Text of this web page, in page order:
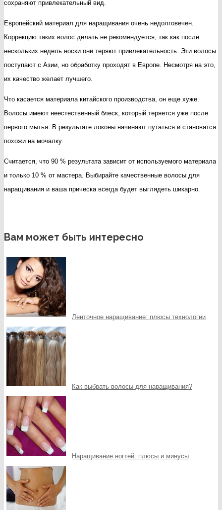
сохраняют привлекательный вид.
Европейский материал для наращивания очень недолговечен.
Коррекцию таких волос делать не рекомендуется, так как после
нескольких недель носки они теряют привлекательность. Эти волосы
поступают с Азии, но обработку проходят в Европе. Несмотря на это,
их качество желает лучшего.
Что касается материала китайского производства, он еще хуже.
Волосы имеют неестественный блеск, который теряется уже после
первого мытья. В результате локоны начинают путаться и становятся
похожи на мочалку.
Считается, что 90 % результата зависит от используемого материала
и только 10 % от мастера. Выбирайте качественные волосы для
наращивания и ваша прическа всегда будет выглядеть шикарно.
Вам может быть интересно
Ленточное наращивание: плюсы технологии
Как выбрать волосы для наращивания?
Наращивание ногтей: плюсы и минусы